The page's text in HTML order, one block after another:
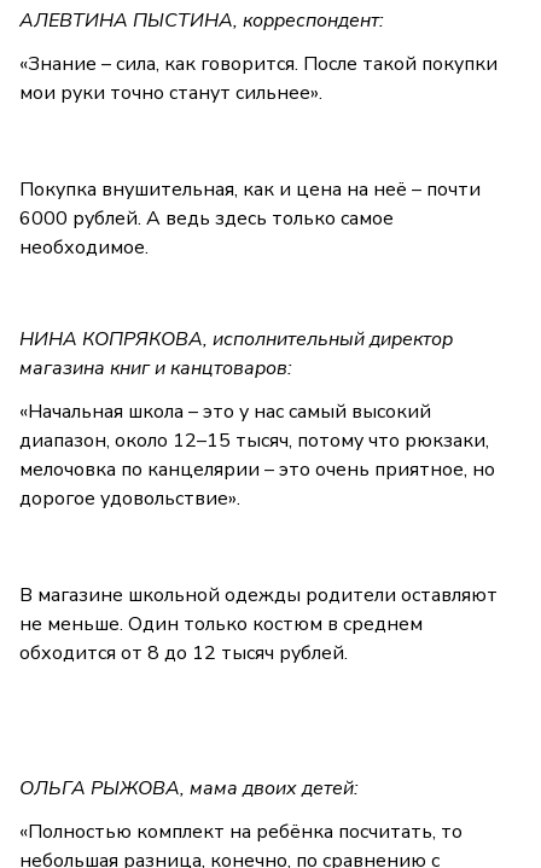
АЛЕВТИНА ПЫСТИНА, корреспондент:
«Знание – сила, как говорится. После такой покупки
мои руки точно станут сильнее».
Покупка внушительная, как и цена на неё – почти
6000 рублей. А ведь здесь только самое
необходимое.
НИНА КОПРЯКОВА, исполнительный директор
магазина книг и канцтоваров:
«Начальная школа – это у нас самый высокий
диапазон, около 12–15 тысяч, потому что рюкзаки,
мелочовка по канцелярии – это очень приятное, но
дорогое удовольствие».
В магазине школьной одежды родители оставляют
не меньше. Один только костюм в среднем
обходится от 8 до 12 тысяч рублей.
ОЛЬГА РЫЖОВА, мама двоих детей:
«Полностью комплект на ребёнка посчитать, то
небольшая разница, конечно, по сравнению с